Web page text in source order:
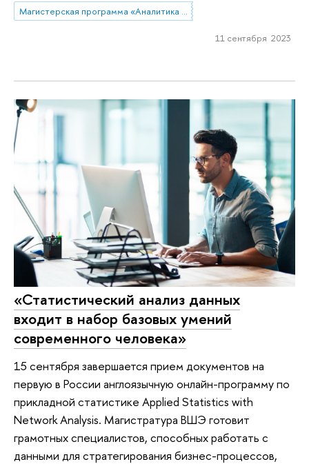
Магистерская программа «Аналитика данных и прикладная статистика / Data Analytics and Social Statistics»
11 сентября 2023
«Статистический анализ данных
входит в набор базовых умений
современного человека»
15 сентября завершается прием документов на
первую в России англоязычную онлайн-программу по
прикладной статистике Applied Statistics with
Network Analysis. Магистратура ВШЭ готовит
грамотных специалистов, способных работать с
данными для стратегирования бизнес-процессов,